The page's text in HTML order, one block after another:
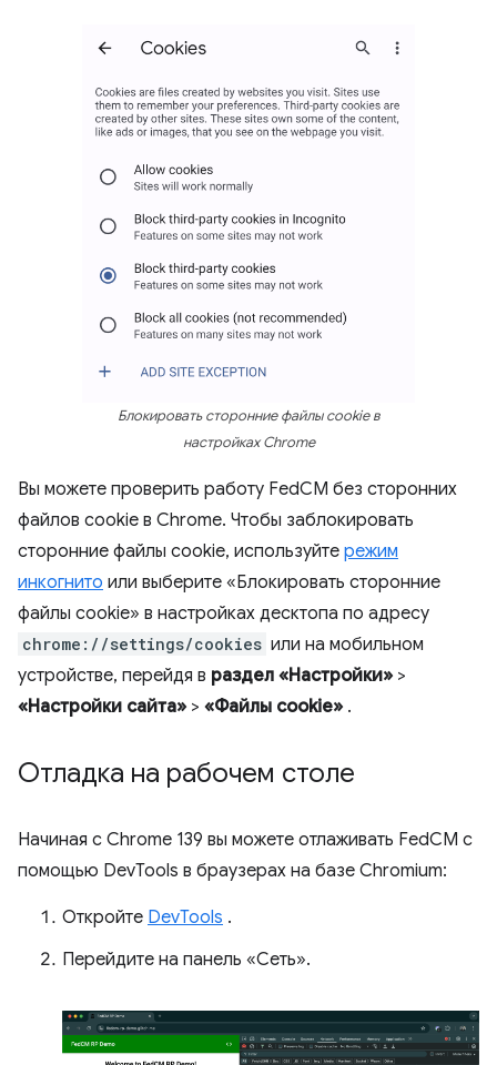
Блокировать сторонние файлы cookie в
настройках Chrome
Вы можете проверить работу FedCM без сторонних
файлов cookie в Chrome. Чтобы заблокировать
сторонние файлы cookie, используйте режим
инкогнито или выберите «Блокировать сторонние
файлы cookie» в настройках десктопа по адресу
chrome://settings/cookies или на мобильном
устройстве, перейдя в раздел «Настройки» >
«Настройки сайта» > «Файлы cookie» .
Отладка на рабочем столе
Начиная с Chrome 139 вы можете отлаживать FedCM с
помощью DevTools в браузерах на базе Chromium:
Откройте DevTools .
Перейдите на панель «Сеть».